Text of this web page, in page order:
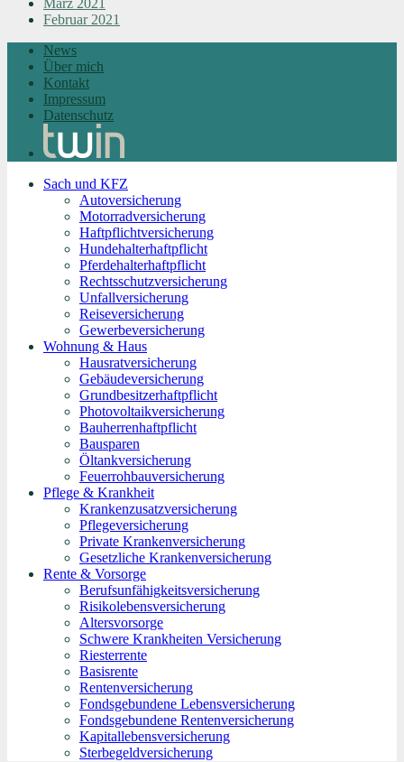
März 2021
Februar 2021
News
Über mich
Kontakt
Impressum
Datenschutz
Sach und KFZ
Autoversicherung
Motorradversicherung
Haftpflichtversicherung
Hundehalterhaftpflicht
Pferdehalterhaftpflicht
Rechtsschutzversicherung
Unfallversicherung
Reiseversicherung
Gewerbeversicherung
Wohnung & Haus
Hausratversicherung
Gebäudeversicherung
Grundbesitzerhaftpflicht
Photovoltaikversicherung
Bauherrenhaftpflicht
Bausparen
Öltankversicherung
Feuerrohbauversicherung
Pflege & Krankheit
Krankenzusatzversicherung
Pflegeversicherung
Private Krankenversicherung
Gesetzliche Krankenversicherung
Rente & Vorsorge
Berufs­unfähigkeitsversicherung
Risikolebensversicherung
Altersvorsorge
Schwere Krankheiten Versicherung
Riesterrente
Basisrente
Rentenversicherung
Fondsgebundene Lebensversicherung
Fondsgebundene Rentenversicherung
Kapitallebensversicherung
Sterbegeldversicherung